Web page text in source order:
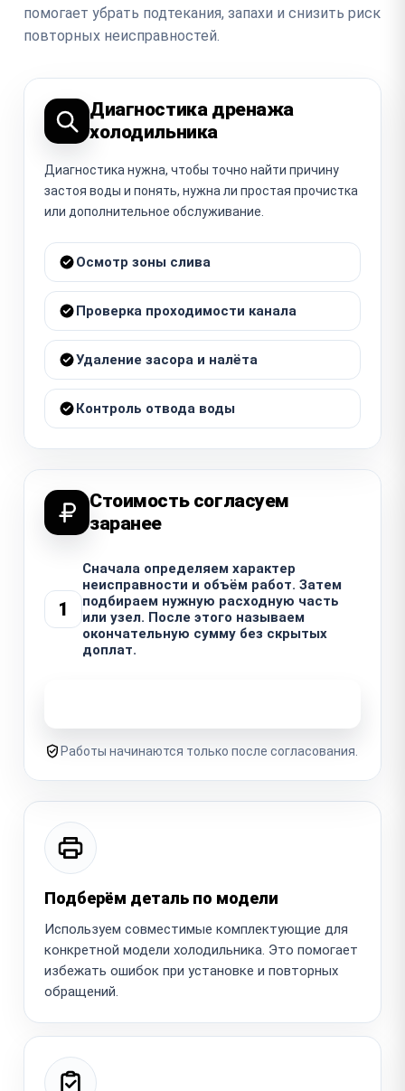
помогает убрать подтекания, запахи и снизить риск
повторных неисправностей.
Диагностика дренажа
холодильника
Диагностика нужна, чтобы точно найти причину
застоя воды и понять, нужна ли простая прочистка
или дополнительное обслуживание.
Осмотр зоны слива
Проверка проходимости канала
Удаление засора и налёта
Контроль отвода воды
Стоимость согласуем
заранее
1
Сначала определяем характер
неисправности и объём работ. Затем
подбираем нужную расходную часть
или узел. После этого называем
окончательную сумму без скрытых
доплат.
Работы начинаются только после согласования.
Подберём деталь по модели
Используем совместимые комплектующие для
конкретной модели холодильника. Это помогает
избежать ошибок при установке и повторных
обращений.